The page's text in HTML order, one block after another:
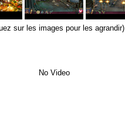
sur les images pour les agrandir)
No Video